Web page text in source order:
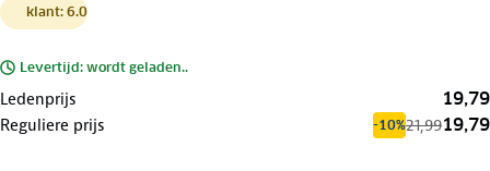
klant: 6.0
Levertijd: wordt geladen..
Ledenprijs 19,79
Reguliere prijs -10%21,9919,79